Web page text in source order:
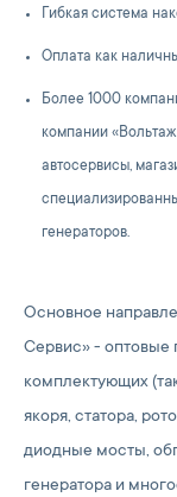
Гибкая система
Оплата как
Более 1000
компании
автосервисы,
генераторов.
Основное
Сервис» - оптовые
комплектующих
якоря, статора,
диодные мосты,
генератора и